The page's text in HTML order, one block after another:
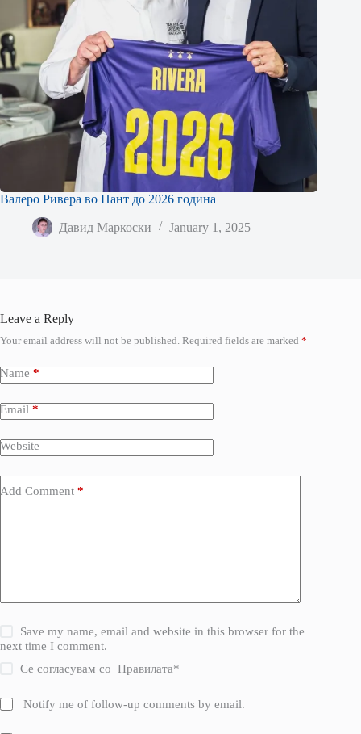
Валеро Ривера во Нант до 2026 година
Давид Маркоски January 1, 2025
Leave a Reply
Your email address will not be published. Required fields are marked *
Name *
Email *
Website
Add Comment *
Save my name, email and website in this browser for the
next time I comment.
Се согласувам соПравилата*
Notify me of follow-up comments by email.